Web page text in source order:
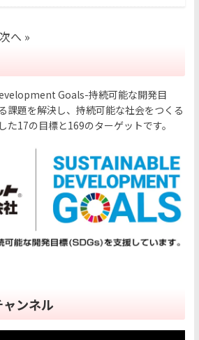
次へ »
Goals-持続可能な開発目
課題を解決し、持続可能な社会をつくる
た17の目標と169のターゲットです。
ンネル